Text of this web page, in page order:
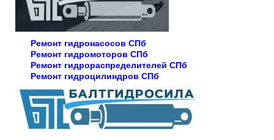
Ремонт гидронасосов СПб
Ремонт гидромоторов СПб
Ремонт гидрораспределителей СПб
Ремонт гидроцилиндров СПб